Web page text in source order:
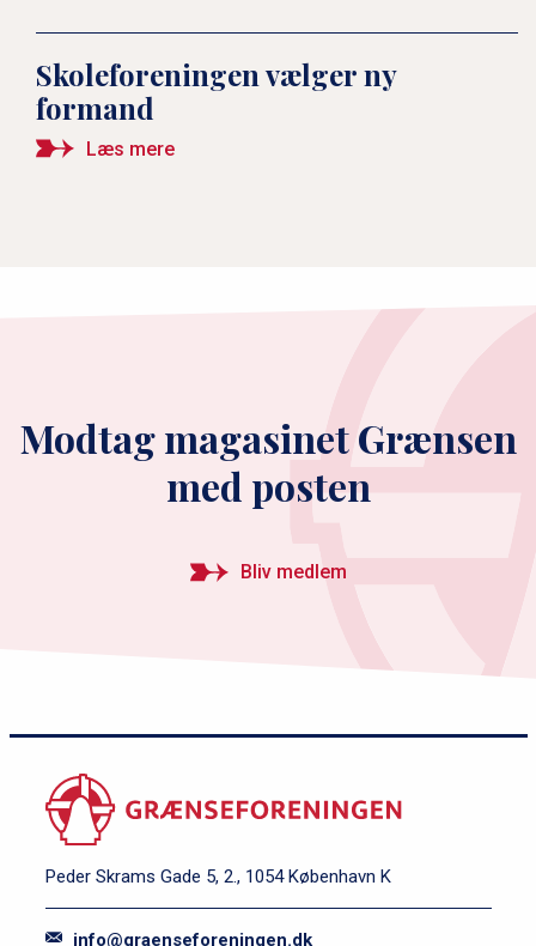
10 nedslag i
Grænseforeningens historie
1920-2020
spørge til historien og
krigene, gik det op for mig, at
jeg har noget, jeg skal give
Christian Juhl svarer: Hvilken
betydning har
Grænseforeningen i dag?
Skoleforeningen vælger ny
formand
Læs mere
Modtag magasinet Grænsen
med posten
Bliv medlem
Peder Skrams Gade 5, 2., 1054 København K
info@graenseforeningen.dk